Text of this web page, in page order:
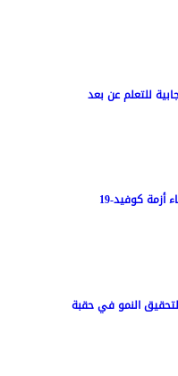
للتعلم عن بعد
أزمة كوفيد-19
النمو في حقبة